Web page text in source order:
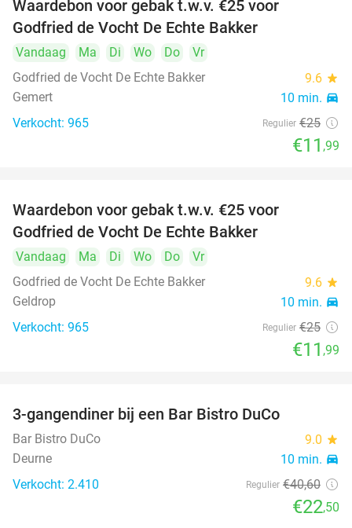
Waardebon voor gebak t.w.v. €25 voor
Godfried de Vocht De Echte Bakker
Vandaag Ma Di Wo Do
Vr
Godfried de Vocht De Echte Bakker
9.6 star
Gemert 10 min. directions_car
Verkocht: 965 Regulier €25
€11 ,99
Waardebon voor gebak t.w.v. €25 voor
Godfried de Vocht De Echte Bakker
Vandaag Ma Di Wo Do
Vr
Godfried de Vocht De Echte Bakker
9.6 star
Geldrop 10 min. directions_car
Verkocht: 965 Regulier €25
€11 ,99
3-gangendiner bij een Bar Bistro DuCo
Bar Bistro DuCo 9.0 star
Deurne 10 min. directions_car
Verkocht: 2.410 Regulier €40,60
€22,50